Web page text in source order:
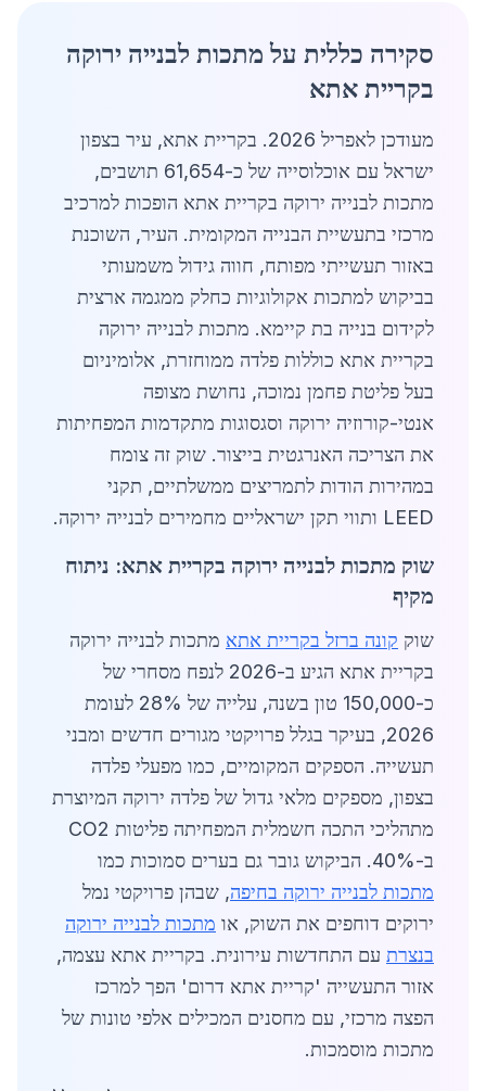
סקירה כללית על מתכות לבנייה ירוקה
בקריית אתא
מעודכן לאפריל 2026. בקריית אתא, עיר בצפון
ישראל עם אוכלוסייה של כ-61,654 תושבים,
מתכות לבנייה ירוקה בקריית אתא הופכות למרכיב
מרכזי בתעשיית הבנייה המקומית. העיר, השוכנת
באזור תעשייתי מפותח, חווה גידול משמעותי
בביקוש למתכות אקולוגיות כחלק ממגמה ארצית
לקידום בנייה בת קיימא. מתכות לבנייה ירוקה
בקריית אתא כוללות פלדה ממוחזרת, אלומיניום
בעל פליטת פחמן נמוכה, נחושת מצופה
אנטי-קורוזיה ירוקה וסגסוגות מתקדמות המפחיתות
את הצריכה האנרגטית בייצור. שוק זה צומח
במהירות הודות לתמריצים ממשלתיים, תקני
LEED ותווי תקן ישראליים מחמירים לבנייה ירוקה.
שוק מתכות לבנייה ירוקה בקריית אתא: ניתוח
מקיף
שוק קונה ברזל בקריית אתא מתכות לבנייה ירוקה
בקריית אתא הגיע ב-2026 לנפח מסחרי של
כ-150,000 טון בשנה, עלייה של 28% לעומת
2026, בעיקר בגלל פרויקטי מגורים חדשים ומבני
תעשייה. הספקים המקומיים, כמו מפעלי פלדה
בצפון, מספקים מלאי גדול של פלדה ירוקה המיוצרת
מתהליכי התכה חשמלית המפחיתה פליטות CO2
ב-40%. הביקוש גובר גם בערים סמוכות כמו
מתכות לבנייה ירוקה בחיפה, שבהן פרויקטי נמל
ירוקים דוחפים את השוק, או מתכות לבנייה ירוקה
בנצרת עם התחדשות עירונית. בקריית אתא עצמה,
אזור התעשייה 'קריית אתא דרום' הפך למרכז
הפצה מרכזי, עם מחסנים המכילים אלפי טונות של
מתכות מוסמכות.